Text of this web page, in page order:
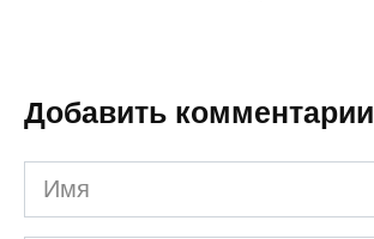
Добавить комментарии
Имя
*